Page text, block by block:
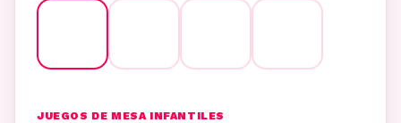
JUEGOS DE MESA INFANTILES